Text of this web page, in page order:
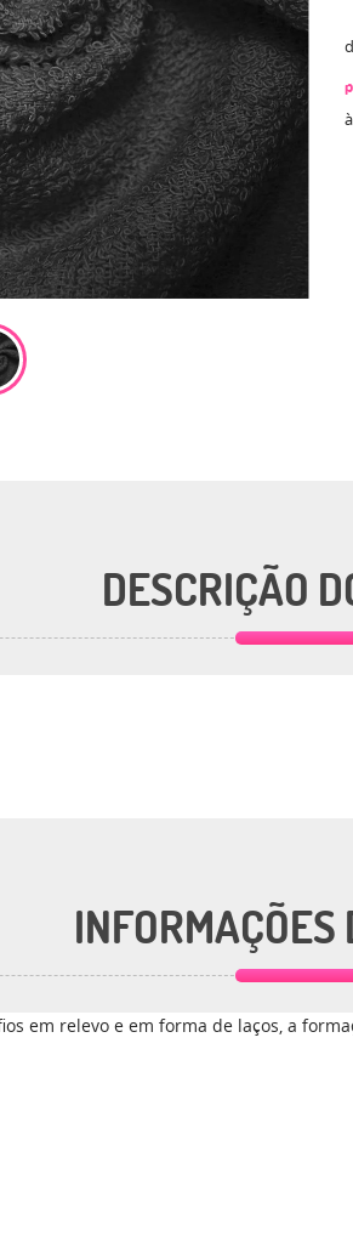
DESCRIÇÃO
INFORMAÇÕES
em relevo e em forma de laços, a